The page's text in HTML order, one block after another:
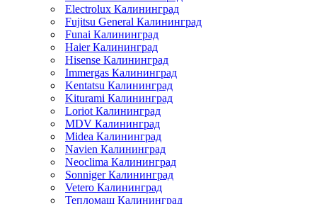
Electrolux Калининград
Fujitsu General Калининград
Funai Калининград
Haier Калининград
Hisense Калининград
Immergas Калининград
Kentatsu Калининград
Kiturami Калининград
Loriot Калининград
MDV Калининград
Midea Калининград
Navien Калининград
Neoclima Калининград
Sonniger Калининград
Vetero Калининград
Тепломаш Калининград